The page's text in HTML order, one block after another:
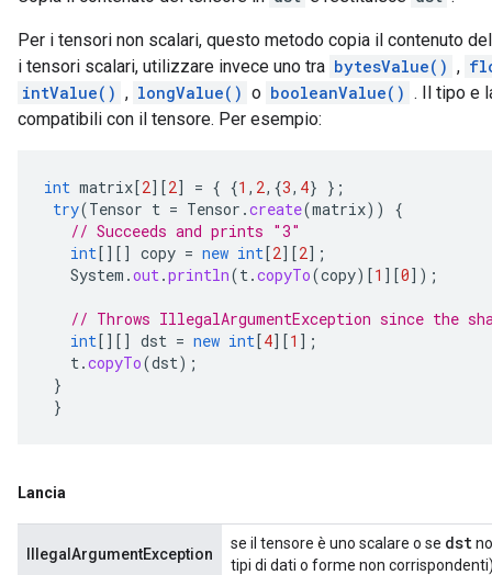
Per i tensori non scalari, questo metodo copia il contenuto
i tensori scalari, utilizzare invece uno tra bytesValue() ,
intValue() , longValue() o booleanValue() . Il tipo e
compatibili con il tensore. Per esempio:
int matrix[2][2] = { {1 , 2,{3, 4} };
try(Tensor t = Tensor .create(matrix))
{
// Succeeds and prints "3"
int[][] copy = new int[2][2] ;
System .out.println(t.copyTo(copy) [1 ][0] );
// Throws IllegalArgumentException since the
int[][] dst = new int[4][1 ] ;
t.copyTo(dst);
}
}
Lancia
IllegalArgumentException
se il tensore è uno scalare o se dst
tipi di dati o forme non